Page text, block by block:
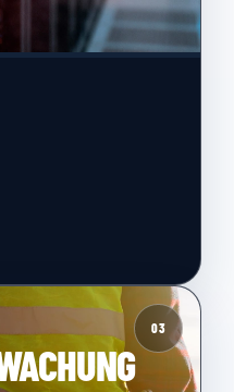
03